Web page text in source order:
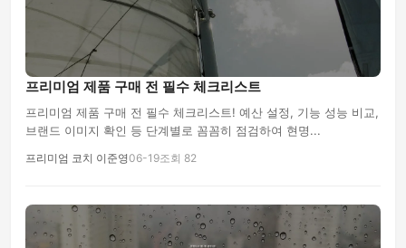
프리미엄 제품 구매 전 필수 체크리스트
프리미엄 제품 구매 전 필수 체크리스트! 예산 설정, 기능 성능 비교,
브랜드 이미지 확인 등 단계별로 꼼꼼히 점검하여 현명...
프리미엄 코치 이준영06-19조회 82